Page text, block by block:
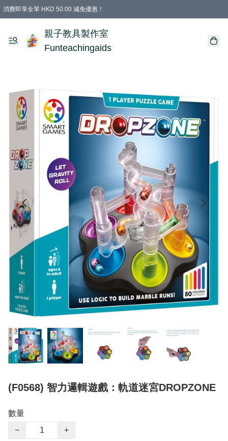
消費即享全單 HKD 50.00 減免優惠！
購物滿 HKD 699.00即享免運費優惠！（適用於 特定的送貨方式 )
凡購物滿HKD 699.00，即享免費禮品
親子教具製作室
Funteachingaids
(F0568) 智力邏輯遊戲：軌道迷宮DROPZONE
數量
−
+